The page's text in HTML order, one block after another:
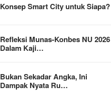
Konsep Smart City untuk Siapa?
Refleksi Munas-Konbes NU 2026
Dalam Kaji…
Bukan Sekadar Angka, Ini
Dampak Nyata Ru…